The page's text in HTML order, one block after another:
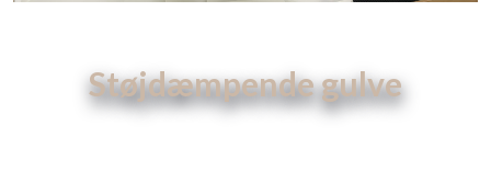
Støjdæmpende gulve​